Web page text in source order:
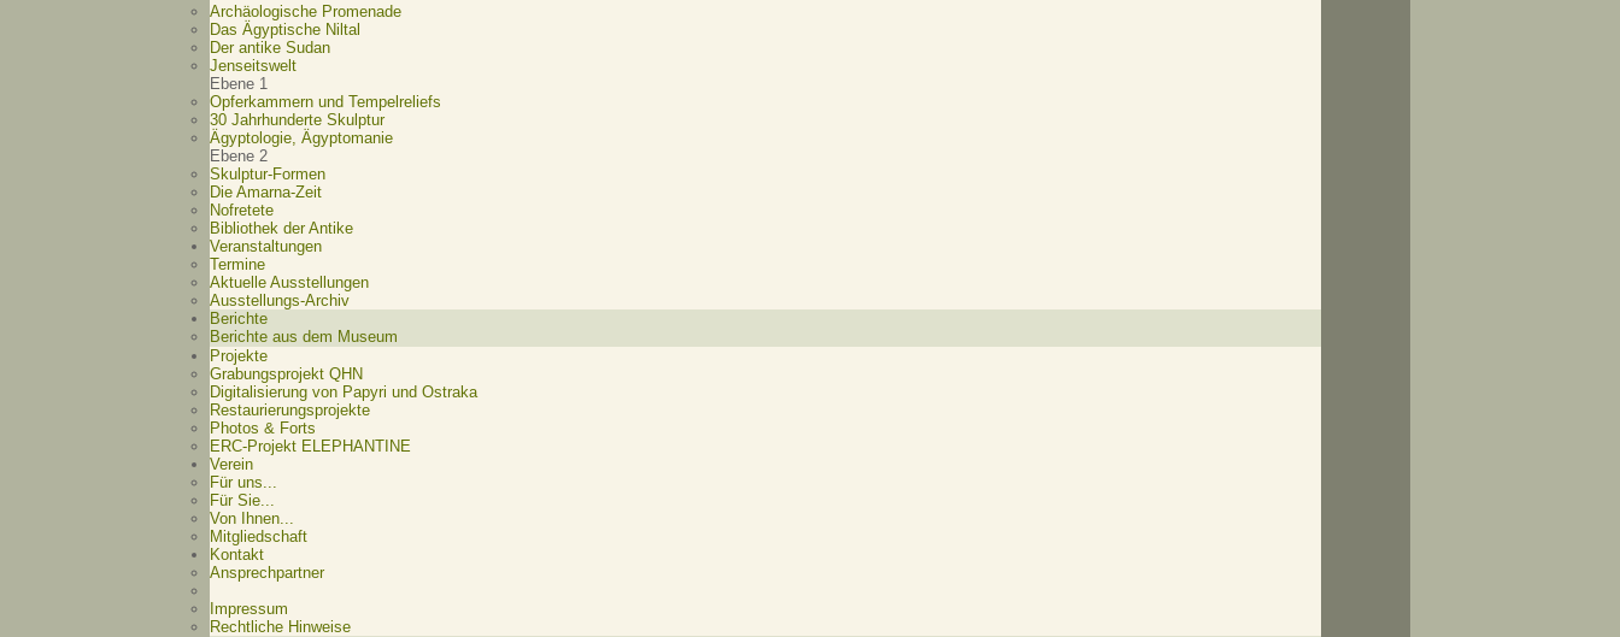
Archäologische Promenade
Das Ägyptische Niltal
Der antike Sudan
Jenseitswelt
Ebene 1
Opferkammern und Tempelreliefs
30 Jahrhunderte Skulptur
Ägyptologie, Ägyptomanie
Ebene 2
Skulptur-Formen
Die Amarna-Zeit
Nofretete
Bibliothek der Antike
Veranstaltungen
Termine
Aktuelle Ausstellungen
Ausstellungs-Archiv
Berichte
Berichte aus dem Museum
Projekte
Grabungsprojekt QHN
Digitalisierung von Papyri und Ostraka
Restaurierungsprojekte
Photos & Forts
ERC-Projekt ELEPHANTINE
Verein
Für uns...
Für Sie...
Von Ihnen...
Mitgliedschaft
Kontakt
Ansprechpartner
Impressum
Rechtliche Hinweise